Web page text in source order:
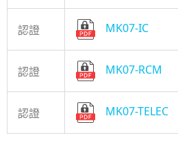
認證 MK07-IC
認證 MK07-RCM
認證 MK07-TELEC